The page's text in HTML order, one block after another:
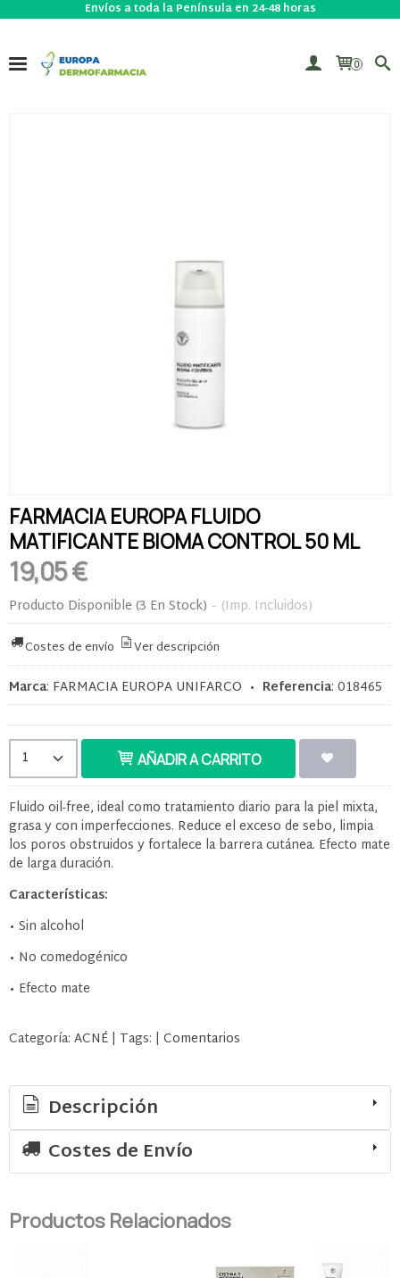
Envíos a toda la Península en 24-48 horas
0
FARMACIA EUROPA FLUIDO
MATIFICANTE BIOMA CONTROL 50 ML
19,05 €
Producto Disponible (3 En Stock) - (Imp. Incluidos)
Costes de envío Ver descripción
Marca: FARMACIA EUROPA UNIFARCO • Referencia: 018465
AÑADIR A CARRITO
Fluido oil-free, ideal como tratamiento diario para la piel mixta,
grasa y con imperfecciones. Reduce el exceso de sebo, limpia
los poros obstruidos y fortalece la barrera cutánea. Efecto mate
de larga duración.
Características:
• Sin alcohol
• No comedogénico
• Efecto mate
Categoría: ACNÉ | Tags: | Comentarios
Descripción
Costes de Envío
Productos Relacionados